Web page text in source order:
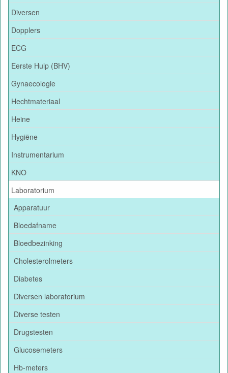
Diversen
Dopplers
ECG
Eerste Hulp (BHV)
Gynaecologie
Hechtmateriaal
Heine
Hygiëne
Instrumentarium
KNO
Laboratorium
Apparatuur
Bloedafname
Bloedbezinking
Cholesterolmeters
Diabetes
Diversen laboratorium
Diverse testen
Drugstesten
Glucosemeters
Hb-meters